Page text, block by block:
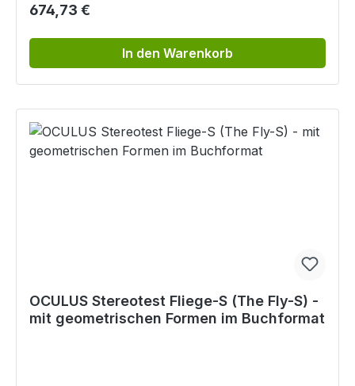
Regulärer Preis:
674,73 €
In den Warenkorb
OCULUS Stereotest Fliege-S (The Fly-S) -
mit geometrischen Formen im Buchformat